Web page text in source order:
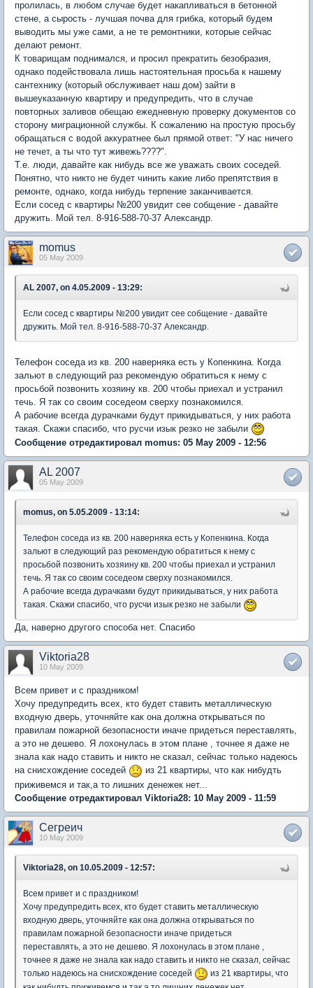
пролилась, в любом случае будет накапливаться в бетонной
стене, а сырость - лучшая почва для грибка, который будем
выводить мы уже сами, а не те ремонтники, которые сейчас
делают ремонт.
К товарищам поднимался, и просил прекратить безобразия,
однако подействовала лишь настоятельная просьба к нашему
сантехнику (который обслуживает наш дом) зайти в
вышеуказанную квартиру и предупредить, что в случае
повторных заливов обещаю ежедневную проверку документов со
сторону миграционной службы. К сожалению на простую просьбу
обращаться с водой аккуратнее был прямой ответ: "У нас ничего
не течет, а ты что тут живежь????".
Т.е. люди, давайте как нибудь все же уважать своих соседей.
Понятно, что никто не будет чинить какие либо препятствия в
ремонте, однако, когда нибудь терпение заканчивается.
Если сосед с квартиры №200 увидит сее собщение - давайте
дружить. Мой тел. 8-916-588-70-37 Александр.
momus
05 May 2009
AL 2007, on 4.05.2009 - 13:29:
Если сосед с квартиры №200 увидит сее собщение - давайте
дружить. Мой тел. 8-916-588-70-37 Александр.
Телефон соседа из кв. 200 наверняка есть у Копенкина. Когда
зальют в следующий раз рекомендую обратиться к нему с
просьбой позвонить хозяину кв. 200 чтобы приехал и устранил
течь. Я так со своим соседеом сверху познакомился.
А рабочие всегда дурачками будут прикидываться, у них работа
такая. Скажи спасибо, что русчи изык резко не забыли
Сообщение отредактировал momus: 05 May 2009 - 12:56
AL 2007
05 May 2009
momus, on 5.05.2009 - 13:14:
Телефон соседа из кв. 200 наверняка есть у Копенкина. Когда
зальют в следующий раз рекомендую обратиться к нему с
просьбой позвонить хозяину кв. 200 чтобы приехал и устранил
течь. Я так со своим соседеом сверху познакомился.
А рабочие всегда дурачками будут прикидываться, у них работа
такая. Скажи спасибо, что русчи изык резко не забыли
Да, наверно другого способа нет. Спасибо
Viktoria28
10 May 2009
Всем привет и с праздником!
Хочу предупредить всех, кто будет ставить металлическую
входную дверь, уточняйте как она должна открываться по
правилам пожарной безопасности иначе придеться переставлять,
а это не дешево. Я лохонулась в этом плане , точнее я даже не
знала как надо ставить и никто не сказал, сейчас только надеюсь
на снисхождение соседей
из 21 квартиры, что как нибудть
приживемся и так,а то лишних денежек нет...
Сообщение отредактировал Viktoria28: 10 May 2009 - 11:59
Сегреич
10 May 2009
Viktoria28, on 10.05.2009 - 12:57:
Всем привет и с праздником!
Хочу предупредить всех, кто будет ставить металлическую
входную дверь, уточняйте как она должна открываться по
правилам пожарной безопасности иначе придеться
переставлять, а это не дешево. Я лохонулась в этом плане ,
точнее я даже не знала как надо ставить и никто не сказал, сейчас
только надеюсь на снисхождение соседей
из 21 квартиры, что